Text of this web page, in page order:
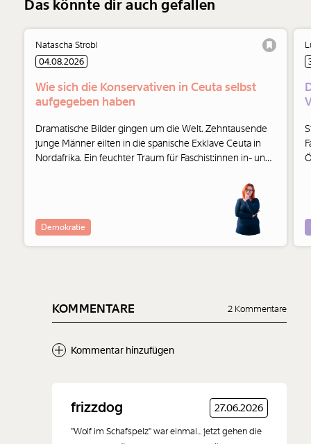
Das könnte dir auch gefallen
Natascha Strobl
04.08.2026
Wie sich die Konservativen in Ceuta selbst
aufgegeben haben
Dramatische Bilder gingen um die Welt. Zehntausende
junge Männer eilten in die spanische Exklave Ceuta in
Nordafrika. Ein feuchter Traum für Faschist:innen in- und
Demokratie
KOMMENTARE 2 Kommentare
Kommentar hinzufügen
Neuen Kommentar
hinzufügen
frizzdog 27.06.2026
"Wolf im Schafspelz" war einmal... jetzt gehen die